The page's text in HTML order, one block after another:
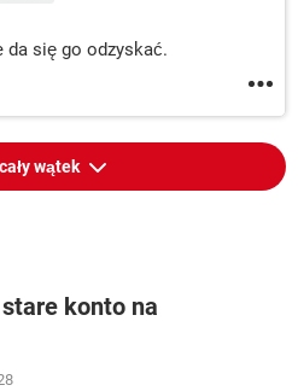
da się go odzyskać.
wątek
konto na